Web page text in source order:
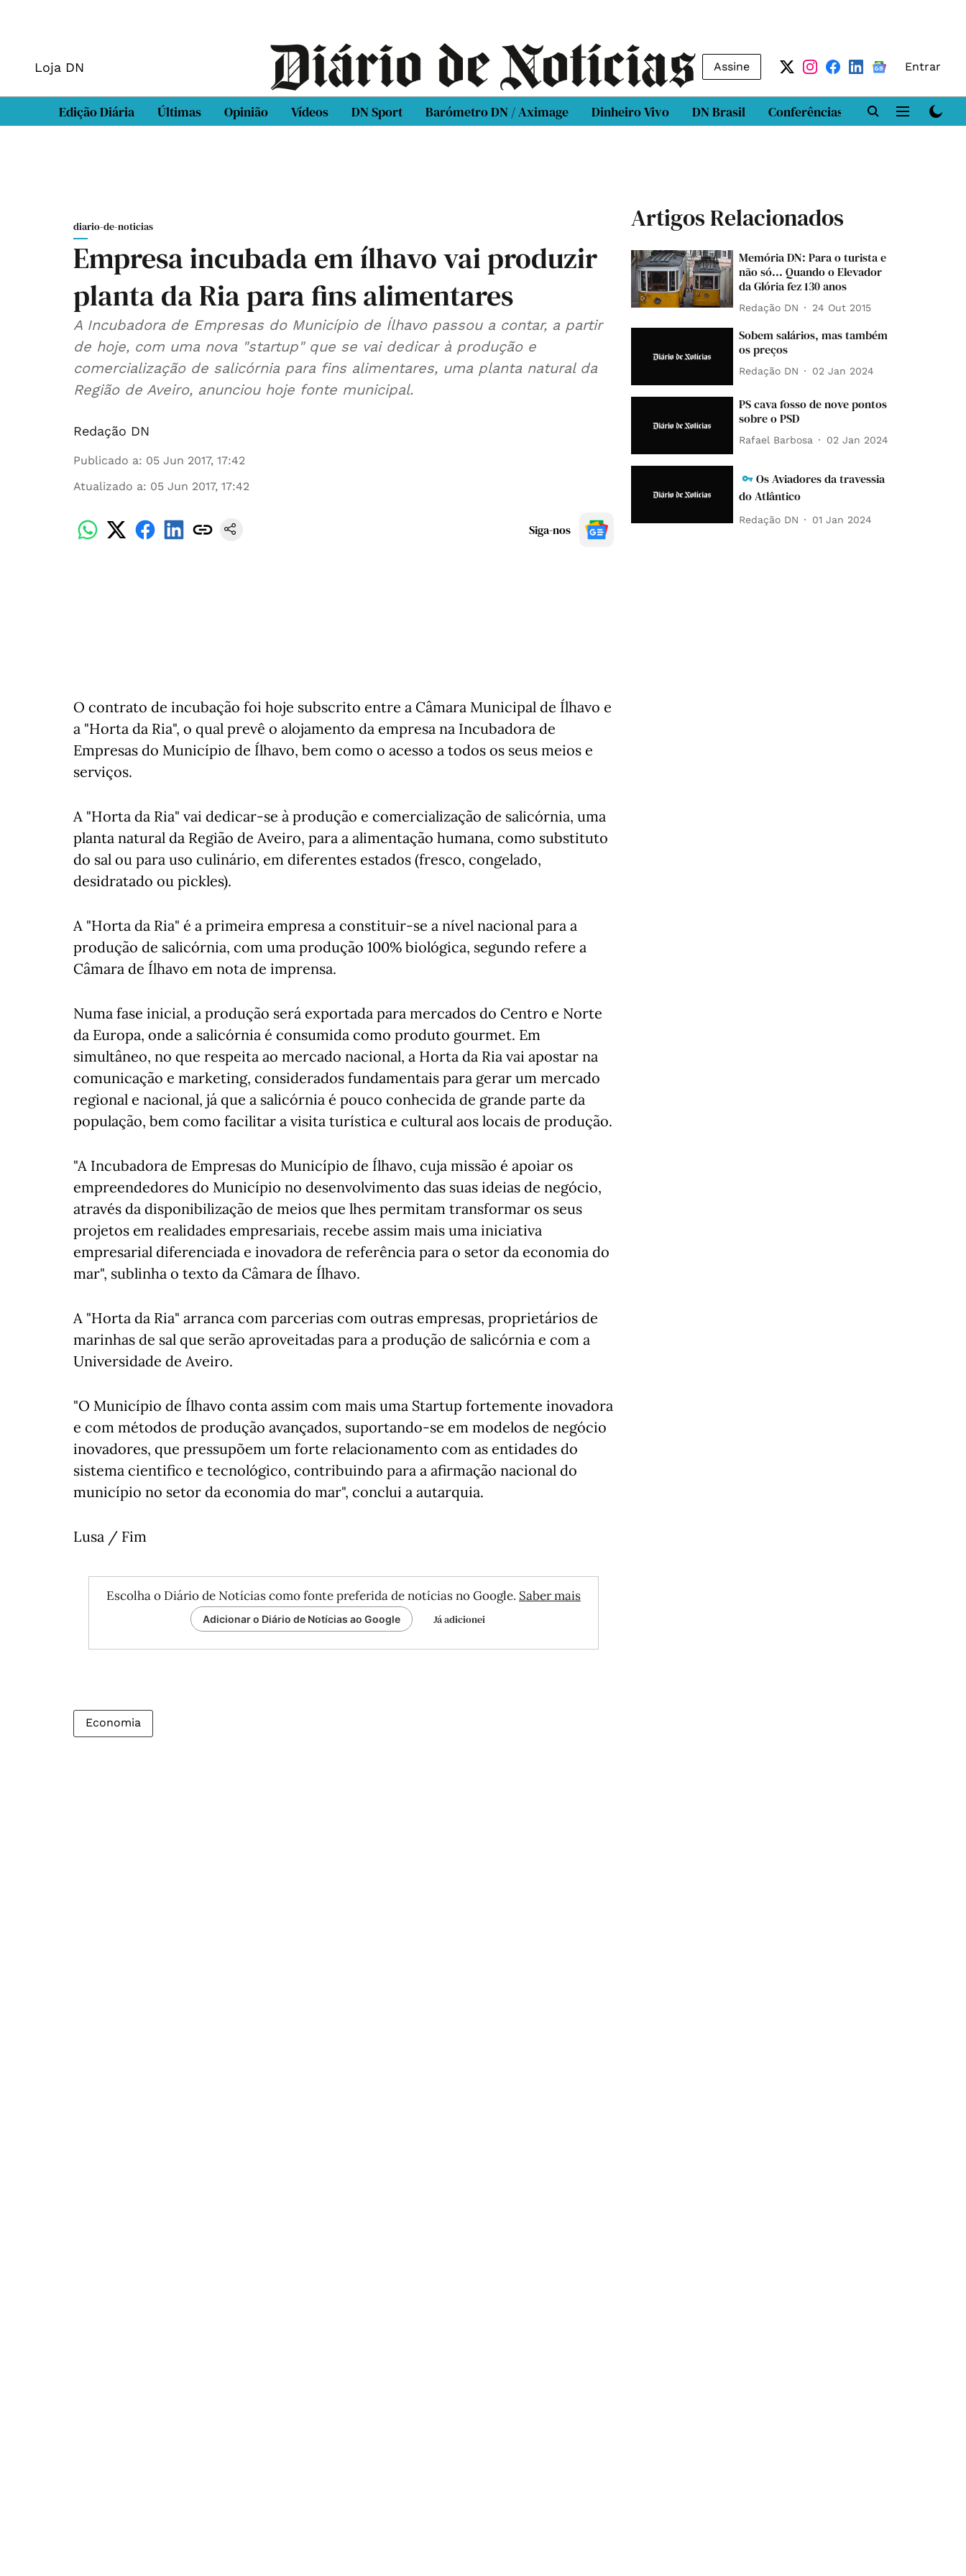
Loja DN Assine Entrar
Edição Diária Últimas Opinião Vídeos DN Sport Barómetro DN / Aximage Dinheiro Vivo DN Brasil Conferências DN LAB
diario-de-noticias
Empresa incubada em ílhavo vai produzir
planta da Ria para fins alimentares
A Incubadora de Empresas do Município de Ílhavo passou a contar, a partir
de hoje, com uma nova "startup" que se vai dedicar à produção e
comercialização de salicórnia para fins alimentares, uma planta natural da
Região de Aveiro, anunciou hoje fonte municipal.
Redação DN
Publicado a: 05 Jun 2017, 17:42
Atualizado a: 05 Jun 2017, 17:42
Siga-nos
O contrato de incubação foi hoje subscrito entre a Câmara Municipal de Ílhavo e
a "Horta da Ria", o qual prevê o alojamento da empresa na Incubadora de
Empresas do Município de Ílhavo, bem como o acesso a todos os seus meios e
serviços.
A "Horta da Ria" vai dedicar-se à produção e comercialização de salicórnia, uma
planta natural da Região de Aveiro, para a alimentação humana, como substituto
do sal ou para uso culinário, em diferentes estados (fresco, congelado,
desidratado ou pickles).
A "Horta da Ria" é a primeira empresa a constituir-se a nível nacional para a
produção de salicórnia, com uma produção 100% biológica, segundo refere a
Câmara de Ílhavo em nota de imprensa.
Numa fase inicial, a produção será exportada para mercados do Centro e Norte
da Europa, onde a salicórnia é consumida como produto gourmet. Em
simultâneo, no que respeita ao mercado nacional, a Horta da Ria vai apostar na
comunicação e marketing, considerados fundamentais para gerar um mercado
regional e nacional, já que a salicórnia é pouco conhecida de grande parte da
população, bem como facilitar a visita turística e cultural aos locais de produção.
"A Incubadora de Empresas do Município de Ílhavo, cuja missão é apoiar os
empreendedores do Município no desenvolvimento das suas ideias de negócio,
através da disponibilização de meios que lhes permitam transformar os seus
projetos em realidades empresariais, recebe assim mais uma iniciativa
empresarial diferenciada e inovadora de referência para o setor da economia do
mar", sublinha o texto da Câmara de Ílhavo.
A "Horta da Ria" arranca com parcerias com outras empresas, proprietários de
marinhas de sal que serão aproveitadas para a produção de salicórnia e com a
Universidade de Aveiro.
"O Município de Ílhavo conta assim com mais uma Startup fortemente inovadora
e com métodos de produção avançados, suportando-se em modelos de negócio
inovadores, que pressupõem um forte relacionamento com as entidades do
sistema cientifico e tecnológico, contribuindo para a afirmação nacional do
município no setor da economia do mar", conclui a autarquia.
Lusa / Fim
Escolha o Diário de Notícias como fonte preferida de notícias no Google. Saber mais
Adicionar o Diário de Notícias ao Google Já adicionei
Economia
Artigos Relacionados
Memória DN: Para o turista e
não só... Quando o Elevador
da Glória fez 130 anos
Redação DN 24 Out 2015
Sobem salários, mas também
os preços
Redação DN 02 Jan 2024
PS cava fosso de nove pontos
sobre o PSD
Rafael Barbosa 02 Jan 2024
Os Aviadores da travessia
do Atlântico
Redação DN 01 Jan 2024